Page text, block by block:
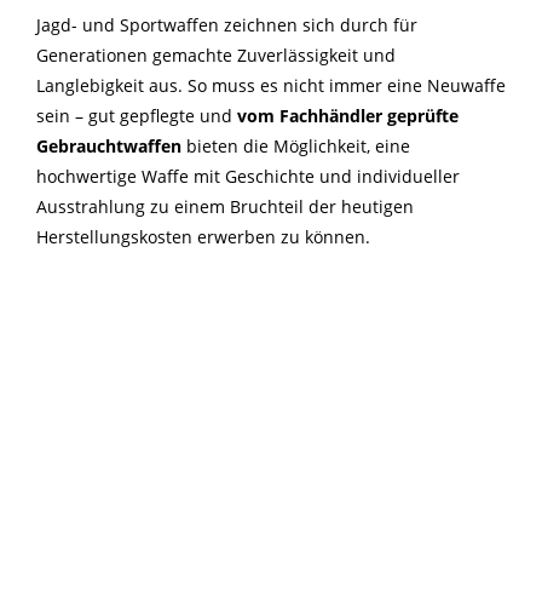
Jagd- und Sportwaffen zeichnen sich durch für
Generationen gemachte Zuverlässigkeit und
Langlebigkeit aus. So muss es nicht immer eine Neuwaffe
sein – gut gepflegte und vom Fachhändler geprüfte
Gebrauchtwaffen bieten die Möglichkeit, eine
hochwertige Waffe mit Geschichte und individueller
Ausstrahlung zu einem Bruchteil der heutigen
Herstellungskosten erwerben zu können.